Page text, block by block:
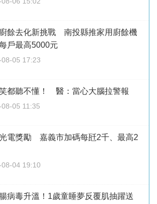
餘去化新挑戰 南投縣推家用廚餘機
戶最高5000元
05 17:23
都聽不懂！ 醫：當心大腦拉警報
05 11:35
電獎勵 嘉義市加碼每瓩2千、最高2
04 19:10
病毒升溫！1歲童睡夢反覆肌抽躍送